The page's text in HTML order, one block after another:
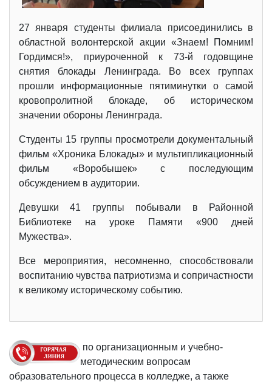
27 января студенты филиала присоединились в
областной волонтерской акции «Знаем! Помним!
Гордимся!», приуроченной к 73-й годовщине
снятия блокады Ленинграда. Во всех группах
прошли информационные пятиминутки о самой
кровопролитной блокаде, об историческом
значении обороны Ленинграда.
Студенты 15 группы просмотрели документальный
фильм «Хроника Блокады» и мультипликационный
фильм «Воробышек» с последующим
обсуждением в аудитории.
Девушки 41 группы побывали в Районной
Библиотеке на уроке Памяти «900 дней
Мужества».
Все мероприятия, несомненно, способствовали
воспитанию чувства патриотизма и сопричастности
к великому историческому событию.
по организационным и учебно-
методическим вопросам
образовательного процесса в колледже, а также